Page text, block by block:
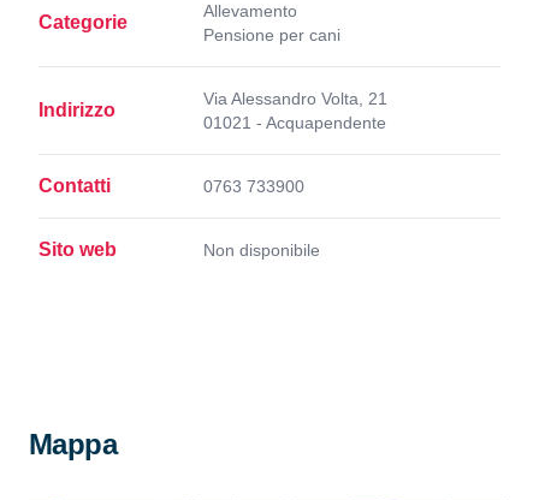
Categorie
Allevamento
Pensione per cani
Indirizzo
Via Alessandro Volta, 21
01021 - Acquapendente
Contatti 0763 733900
Sito web Non disponibile
Mappa